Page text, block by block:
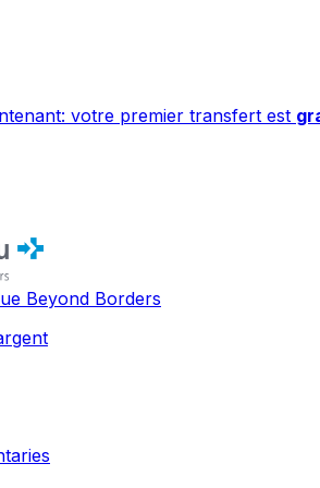
votre premier transfert est
Beyond Borders